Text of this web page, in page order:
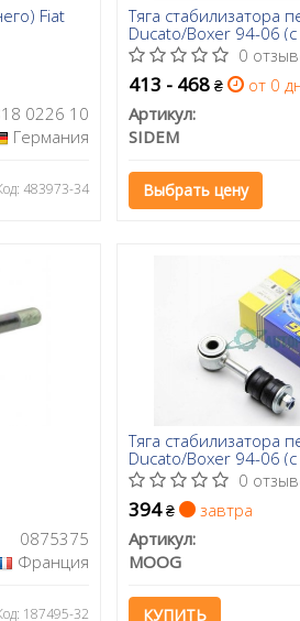
Fiat
0226 10
Германия
483973-34
Тяга стабилизатора
Ducato/Boxer 94-06 (c
0
413 - 468 ₴
от 0
Артикул:
SIDEM
Выбрать цену
0875375
Франция
187495-32
Тяга стабилизатора
Ducato/Boxer 94-06 (с
0
394₴
завтра
Артикул:
MOOG
КУПИТЬ